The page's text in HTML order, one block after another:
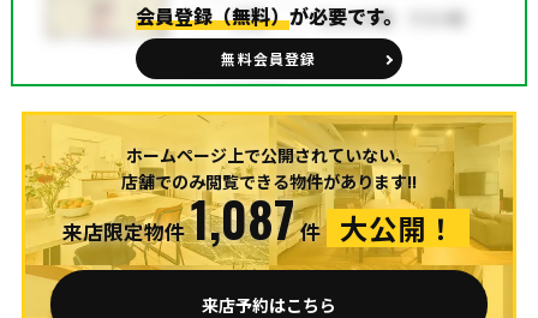
会員登録（無料）が必要です。
無料会員登録
ホームページ上で公開されていない、
店舗でのみ閲覧できる物件があります!!
来店限定物件 1,087 件 大公開！
来店予約はこちら